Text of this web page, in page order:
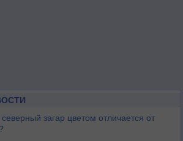
загар цветом отличается от